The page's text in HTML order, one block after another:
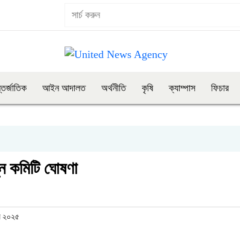
আইন আদালত অর্থনীতি কৃষি ক্যাম্পাস ফিচার
কমিটি ঘোষণা
২০২৫